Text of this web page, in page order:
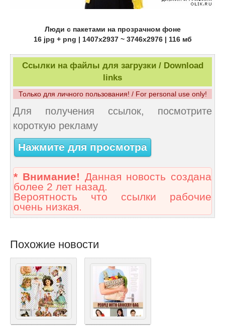
Люди с пакетами на прозрачном фоне
16 jpg + png | 1407x2937 ~ 3746x2976 | 116 мб
Ссылки на файлы для загрузки / Download
links
Только для личного пользования! / For personal use only!
Для получения ссылок, посмотрите
короткую рекламу
Нажмите для просмотра
* Внимание! Данная новость создана
более 2 лет назад.
Вероятность что ссылки рабочие
очень низкая.
Похожие новости